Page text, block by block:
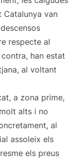
Catalunya van
respecte al
han estat
al voltant
a zona prime,
alts i no
al
assoleix els
els preus